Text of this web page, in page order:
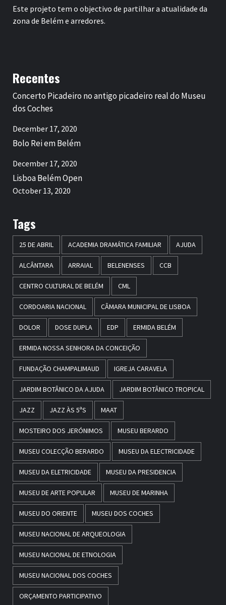
Este projeto tem o objectivo de partilhar a atualidade da
zona de Belém e arredores.
Recentes
Concerto Picadeiro no antigo picadeiro real do Museu
dos Coches
December 17, 2020
Bolo Rei em Belém
December 17, 2020
Lisboa Belém Open
October 13, 2020
Tags
25 DE ABRIL ACADEMIA DRAMÁTICA FAMILIAR AJUDA
ALCÂNTARA ARRAIAL BELENENSES CCB
CENTRO CULTURAL DE BELÉM CML
CORDOARIA NACIONAL CÂMARA MUNICIPAL DE LISBOA
DOLOR DOSE DUPLA EDP ERMIDA BELÉM
ERMIDA NOSSA SENHORA DA CONCEIÇÃO
FUNDAÇÃO CHAMPALIMAUD IGREJA CARAVELA
JARDIM BOTÂNICO DA AJUDA JARDIM BOTÂNICO TROPICAL
JAZZ JAZZ ÀS 5ªS MAAT
MOSTEIRO DOS JERÓNIMOS MUSEU BERARDO
MUSEU COLECÇÃO BERARDO MUSEU DA ELECTRICIDADE
MUSEU DA ELETRICIDADE MUSEU DA PRESIDENCIA
MUSEU DE ARTE POPULAR MUSEU DE MARINHA
MUSEU DO ORIENTE MUSEU DOS COCHES
MUSEU NACIONAL DE ARQUEOLOGIA
MUSEU NACIONAL DE ETNOLOGIA
MUSEU NACIONAL DOS COCHES
ORÇAMENTO PARTICIPATIVO